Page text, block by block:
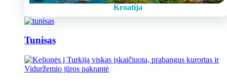
Kroatija
Tunisas